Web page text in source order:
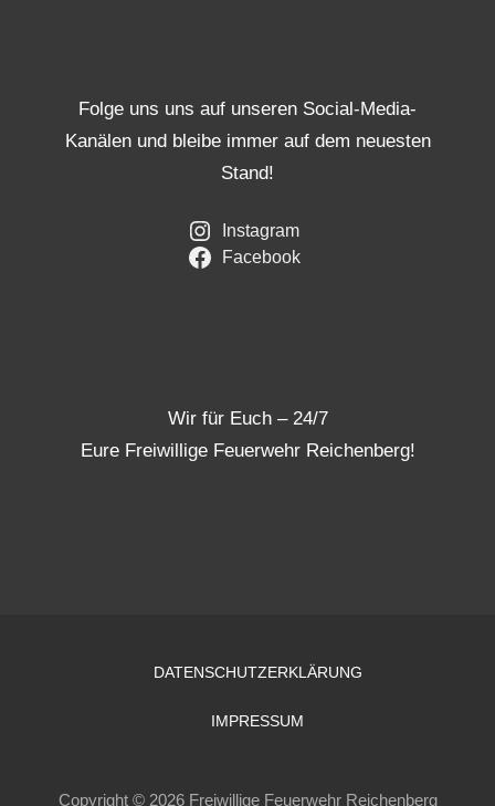
Folge uns uns auf unseren Social-Media-
Kanälen und bleibe immer auf dem neuesten
Stand!
Instagram
Facebook
Wir für Euch – 24/7
Eure Freiwillige Feuerwehr Reichenberg!
DATENSCHUTZERKLÄRUNG
IMPRESSUM
Copyright © 2026 Freiwillige Feuerwehr Reichenberg